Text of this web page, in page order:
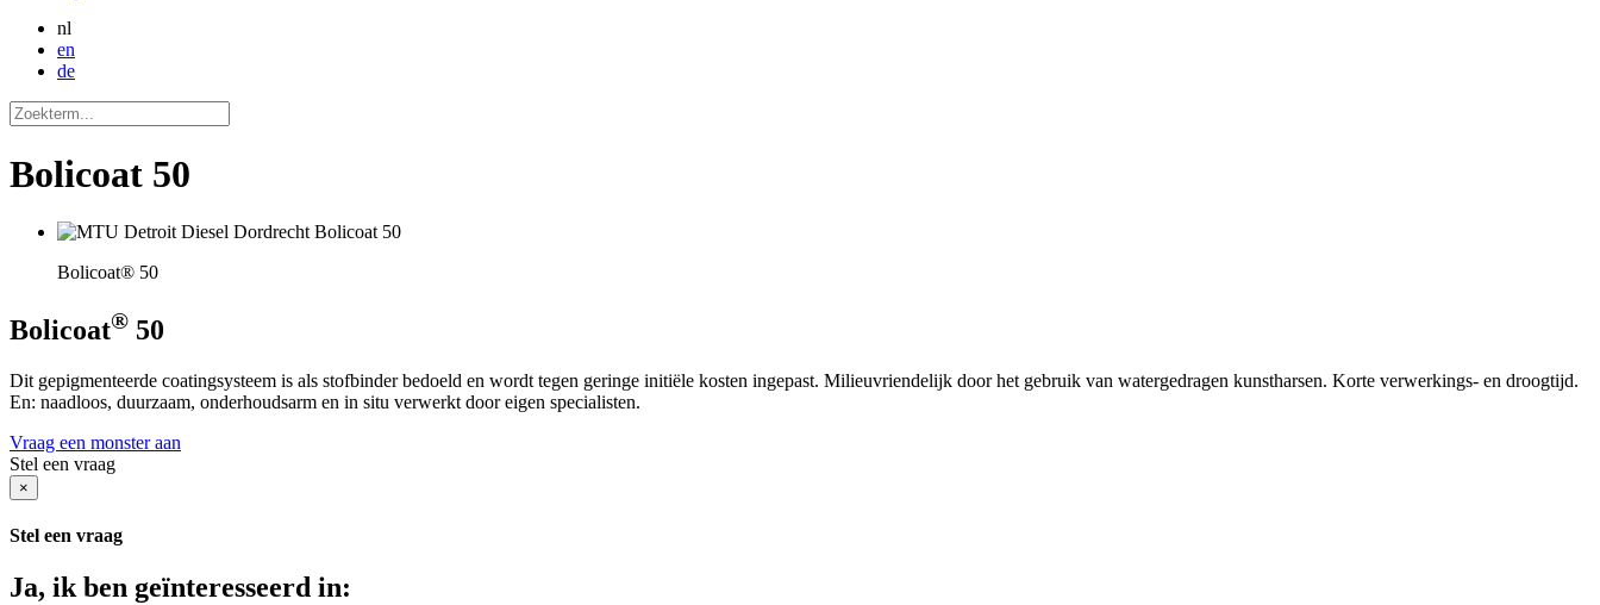
nl
en
de
Bolicoat 50
Bolicoat® 50
Bolicoat® 50
Dit gepigmenteerde coatingsysteem is als stofbinder bedoeld en wordt tegen geringe initiële kosten ingepast. Milieuvriendelijk door het gebruik van watergedragen kunstharsen. Korte verwerkings- en droogtijd.
En: naadloos, duurzaam, onderhoudsarm en in situ verwerkt door eigen specialisten.
Vraag een monster aan
Stel een vraag
×
Stel een vraag
Ja, ik ben geïnteresseerd in: